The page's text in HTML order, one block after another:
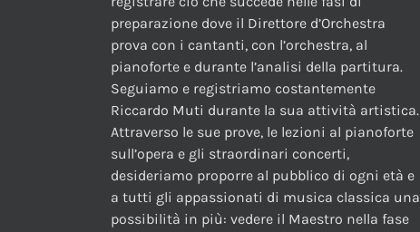
preparazione dove il Direttore d’Orchestra
prova con i cantanti, con l’orchestra, al
pianoforte e durante l’analisi della partitura.
Seguiamo e registriamo costantemente
Riccardo Muti durante la sua attività artistica.
Attraverso le sue prove, le lezioni al pianoforte
sull’opera e gli straordinari concerti,
desideriamo proporre al pubblico di ogni età e
a tutti gli appassionati di musica classica una
possibilità in più: vedere il Maestro nella fase